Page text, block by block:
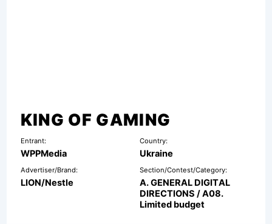
KING OF GAMING
Entrant:
WPPMedia
Country:
Ukraine
Advertiser/Brand:
LION/Nestle
Section/Contest/Category:
A. GENERAL DIGITAL
DIRECTIONS / A08.
Limited budget